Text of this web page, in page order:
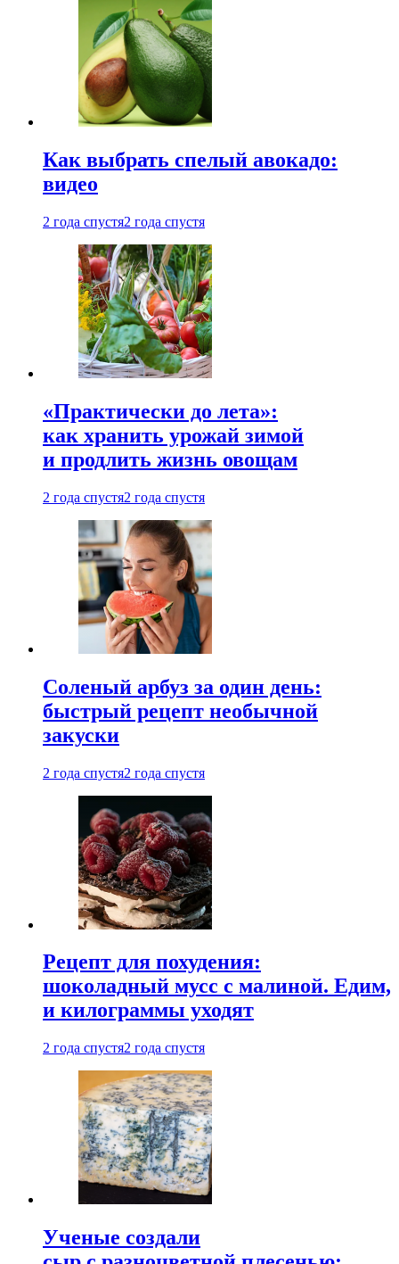
Как выбрать спелый авокадо:
видео
2 года спустя2 года спустя
«Практически до лета»:
как хранить урожай зимой
и продлить жизнь овощам
2 года спустя2 года спустя
Соленый арбуз за один день:
быстрый рецепт необычной
закуски
2 года спустя2 года спустя
Рецепт для похудения:
шоколадный мусс с малиной. Едим,
и килограммы уходят
2 года спустя2 года спустя
Ученые создали